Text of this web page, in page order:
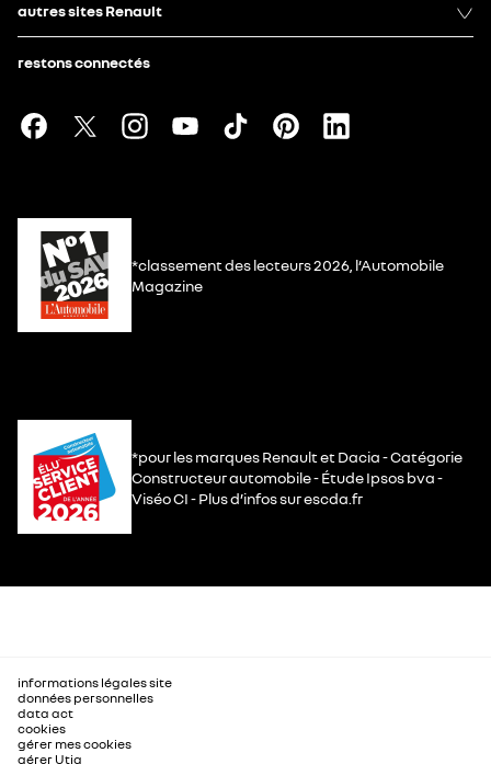
autres sites Renault
restons connectés
*classement des lecteurs 2026, l’Automobile
Magazine
*pour les marques Renault et Dacia - Catégorie
Constructeur automobile - Étude Ipsos bva -
Viséo CI - Plus d’infos sur escda.fr
informations légales site
données personnelles
data act
cookies
gérer mes cookies
gérer Utiq